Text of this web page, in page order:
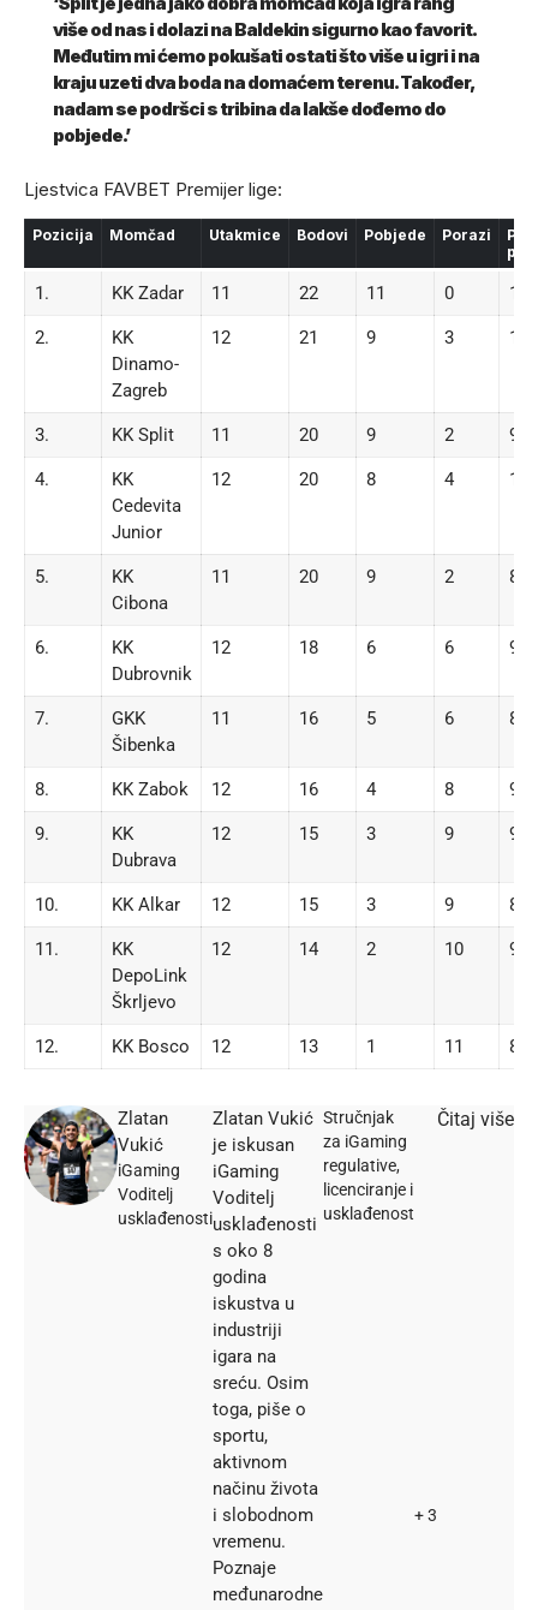
više od nas i dolazi na Baldekin sigurno kao favorit.
Međutim mi ćemo pokušati ostati što više u igri i na
kraju uzeti dva boda na domaćem terenu. Također,
nadam se podršci s tribina da lakše dođemo do
pobjede.’
Ljestvica FAVBET Premijer lige:
Pozicija Momčad Utakmice Bodovi Pobjede Porazi
1. KK Zadar 11 22 11 0
2.
KK
Dinamo-
Zagreb
12 21 9 3
3. KK Split 11 20 9 2 926
4.
KK
Cedevita
Junior
12 20 8 4
5.
KK
Cibona
11 20 9 2 854
6.
KK
Dubrovnik
12 18 6 6 931
7.
GKK
Šibenka
11 16 5 6 885
8. KK Zabok 12 16 4 8 991
9.
KK
Dubrava
12 15 3 9 940
10. KK Alkar 12 15 3 9 882
11.
KK
DepoLink
Škrljevo
12 14 2 10 937
12. KK Bosco 12 13 1 11 885
Zlatan
Vukić
iGaming
Voditelj
usklađenosti
Zlatan Vukić
je iskusan
iGaming
Voditelj
usklađenosti
s oko 8
godina
iskustva u
industriji
igara na
sreću. Osim
toga, piše o
sportu,
aktivnom
načinu života
i slobodnom
vremenu.
Poznaje
međunarodne
Stručnjak
za iGaming
regulative,
licenciranje i
usklađenost
+ 3
Čitaj više